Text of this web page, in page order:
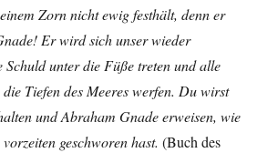
Zorn nicht ewig festhält, denn er
Er wird sich unser wieder
Schuld unter die Füße treten und alle
die Tiefen des Meeres werfen. Du wirst
und Abraham Gnade erweisen, wie
geschworen hast. (Buch des